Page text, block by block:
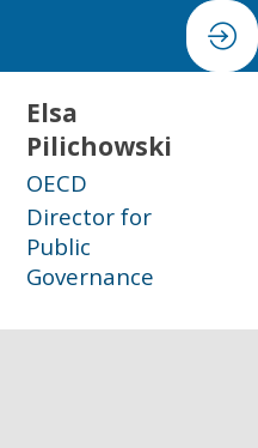
Elsa
Pilichowski
OECD
Director for
Public
Governance